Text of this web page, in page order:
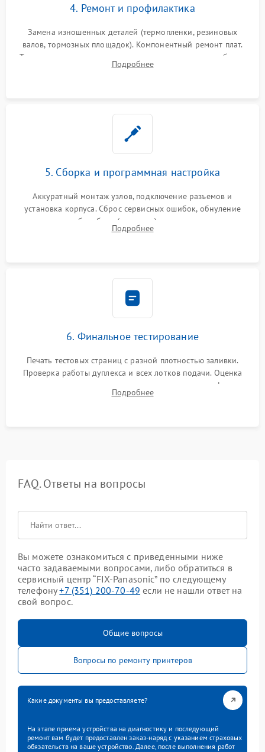
4. Ремонт и профилактика
Замена изношенных деталей (термопленки, резиновых
валов, тормозных площадок). Компонентный ремонт плат.
Тщательная очистка тракта печати, контактов и линз блока
лазера (LSU) от просыпанного тонера и пыли.
Подробнее
5. Сборка и программная настройка
Аккуратный монтаж узлов, подключение разъемов и
установка корпуса. Сброс сервисных ошибок, обнуление
счетчиков абсорбера (памперса) или узла переноса,
обновление прошивки и программная калибровка аппарата.
Подробнее
6. Финальное тестирование
Печать тестовых страниц с разной плотностью заливки.
Проверка работы дуплекса и всех лотков подачи. Оценка
качества запекания тонера и полное отсутствие дефектов
изображения перед выдачей готового устройства.
Подробнее
FAQ. Ответы на вопросы
Вы можете ознакомиться с приведенными ниже
часто задаваемыми вопросами, либо обратиться в
сервисный центр “FIX-Panasonic” по следующему
телефону+7 (351) 200-70-49 если не нашли ответ на
свой вопрос.
Общие вопросы
Вопросы по ремонту принтеров
Какие документы вы предоставляете?
На этапе приема устройства на диагностику и последующий
ремонт вам будет предоставлен заказ-наряд с указанием страховых
обязательств на ваше устройство. Далее, после выполнения работ